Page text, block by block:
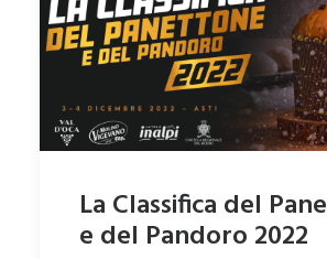
La Classifica del
e del Pandoro 2022